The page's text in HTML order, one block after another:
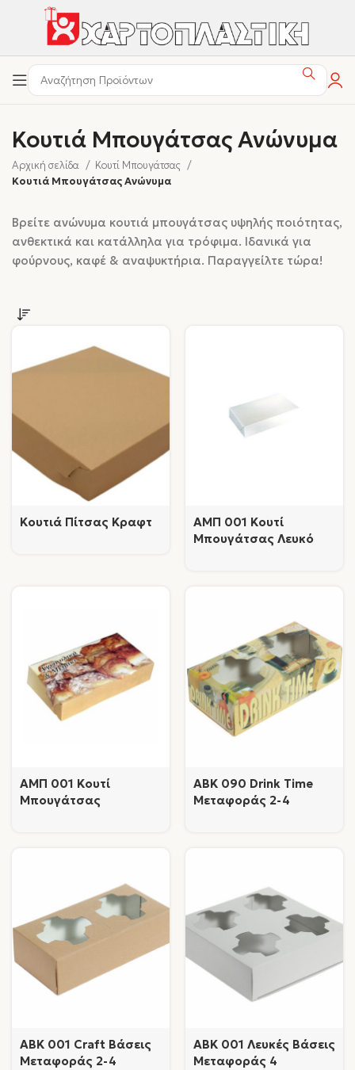
Κουτιά Μπουγάτσας Ανώνυμα
Αρχική σελίδα
Κουτί Μπουγάτσας
Κουτιά Μπουγάτσας Ανώνυμα
Βρείτε ανώνυμα κουτιά μπουγάτσας υψηλής ποιότητας,
ανθεκτικά και κατάλληλα για τρόφιμα. Ιδανικά για
φούρνους, καφέ & αναψυκτήρια. Παραγγείλτε τώρα!
Κουτιά Πίτσας Κραφτ
AMΠ 001 Κουτί
Μπουγάτσας Λευκό
AMΠ 001 Κουτί
Μπουγάτσας
AΒK 090 Drink Time
Μεταφοράς 2-4
AΒΚ 001 Craft Βάσεις
Μεταφοράς 2-4
AΒΚ 001 Λευκές Βάσεις
Μεταφοράς 4